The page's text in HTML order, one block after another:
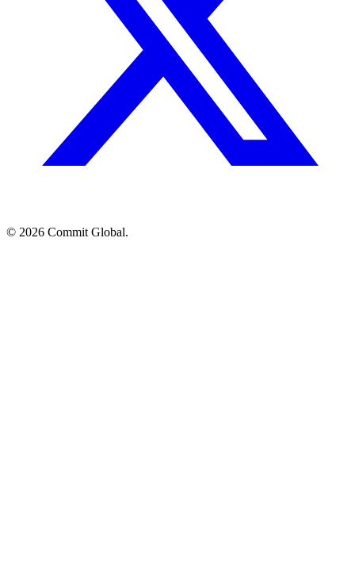
© 2026 Commit Global.